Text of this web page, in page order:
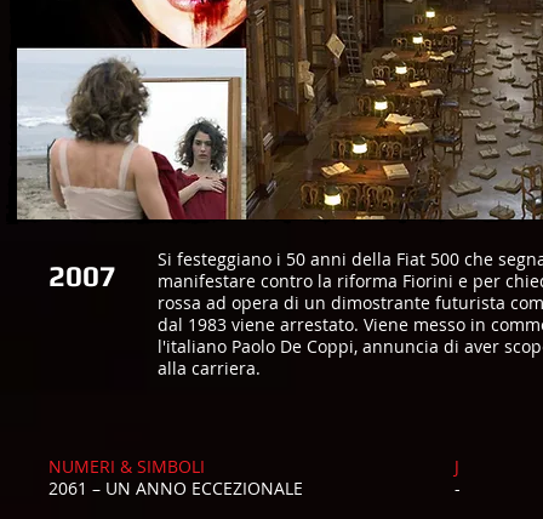
2007
NUMERI & SIMBOLI
2061 – UN ANNO ECCEZIONALE
J
-
Si festeggiano i 50 anni della Fiat 500 che
manifestare contro la riforma Fiorini e per
rossa ad opera di un dimostrante futurista
dal 1983 viene arrestato. Viene messo in
l'italiano Paolo De Coppi, annuncia di aver
alla carriera.